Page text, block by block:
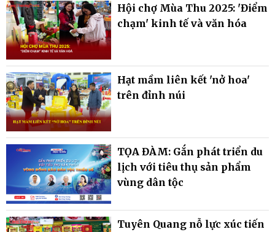
Hội chợ Mùa Thu 2025: 'Điểm
chạm' kinh tế và văn hóa
Hạt mầm liên kết 'nở hoa'
trên đỉnh núi
TỌA ĐÀM: Gắn phát triển du
lịch với tiêu thụ sản phẩm
vùng dân tộc
Tuyên Quang nỗ lực xúc tiến